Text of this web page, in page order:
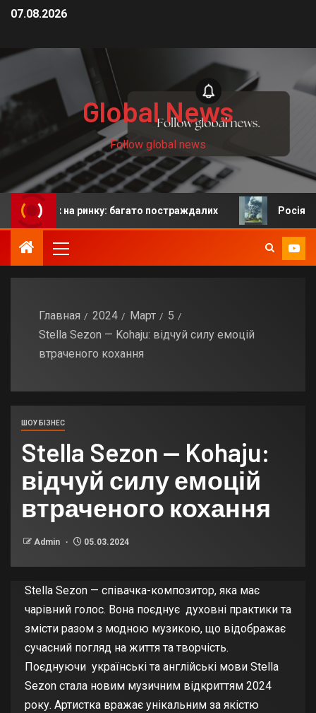
07.08.2026
Global News
Follow global news
на ринку: багато постраждалих Росія: у
Главная 2024 Март
5
Stella Sezon — Kohaju: відчуй силу емоцій
втраченого кохання
ШОУ БІЗНЕС
Stella Sezon — Kohaju:
відчуй силу емоцій
втраченого кохання
Admin 05.03.2024
Stella Sezon — співачка-композитор, яка має
чарівний голос. Вона поєднує духовні практики та
змісти разом з модною музикою, що відображає
сучасний погляд на життя та творчість.
Поєднуючи українські та англійські мови Stella
Sezon стала новим музичним відкриттям 2024
року. Артистка вражає унікальним за якістю